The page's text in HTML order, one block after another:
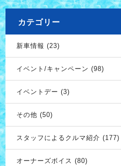
カテゴリー
新車情報 (23)
イベント/キャンペーン (98)
イベントデー (3)
その他 (50)
スタッフによるクルマ紹介 (177)
オーナーズボイス (80)